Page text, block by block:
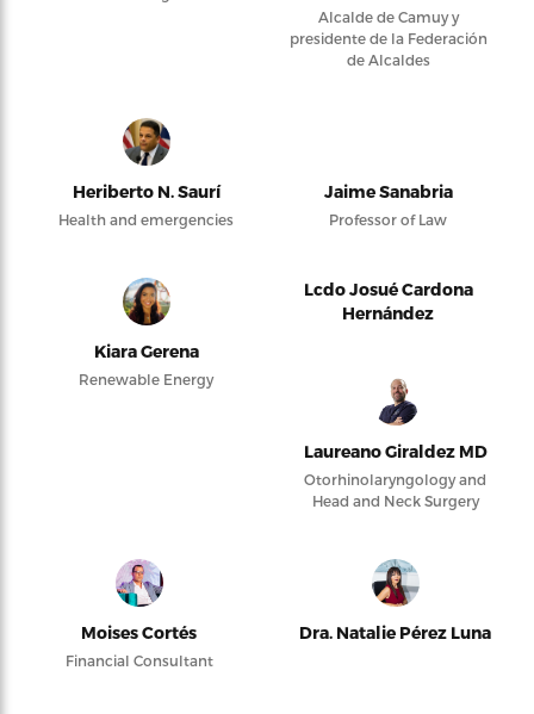
Alcalde de Camuy y
presidente de la Federación
de Alcaldes
Heriberto N. Saurí
Health and emergencies
Jaime Sanabria
Professor of Law
Kiara Gerena
Renewable Energy
Lcdo Josué Cardona
Hernández
Laureano Giraldez MD
Otorhinolaryngology and
Head and Neck Surgery
Moises Cortés
Financial Consultant
Dra. Natalie Pérez Luna